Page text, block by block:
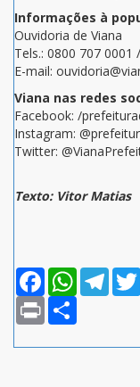
Informações à
Ouvidoria de Viana
Tels.: 0800 707 0001
E-mail:
Viana nas redes
Facebook: /
Instagram:
Twitter:
Texto: Vitor Matias
FacebookWhatsApp
Print